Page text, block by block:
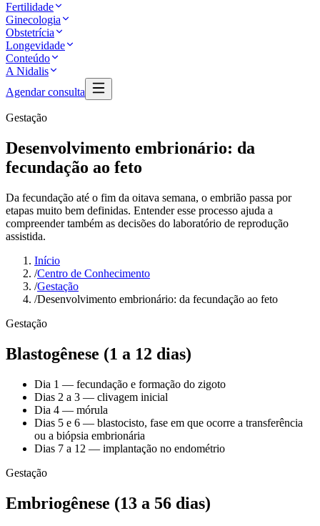
Fertilidade
Ginecologia
Obstetrícia
Longevidade
Conteúdo
A Nidalis
Agendar consulta
Gestação
Desenvolvimento embrionário: da
fecundação ao feto
Da fecundação até o fim da oitava semana, o embrião passa por
etapas muito bem definidas. Entender esse processo ajuda a
compreender também as decisões do laboratório de reprodução
assistida.
Início
/Centro de Conhecimento
/Gestação
/Desenvolvimento embrionário: da fecundação ao feto
Gestação
Blastogênese (1 a 12 dias)
Dia 1 — fecundação e formação do zigoto
Dias 2 a 3 — clivagem inicial
Dia 4 — mórula
Dias 5 e 6 — blastocisto, fase em que ocorre a transferência
ou a biópsia embrionária
Dias 7 a 12 — implantação no endométrio
Gestação
Embriogênese (13 a 56 dias)